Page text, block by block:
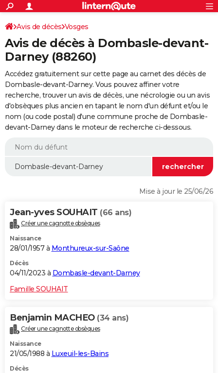
ACTUALITÉS
Politique
Société
Faits Divers
Education
Monde
Villes
+
SPORT
Coupe du monde 2026
Football
Tennis
Cyclisme
Rugby
Forum
FINANCE
Retraite
Impôts
Epargne
Immobilier
Risques naturels par ville
Banque
Assurance
Crédit
Essais
Réserver un essai
Citadines
Berlines
SUV
Forum auto
+
HIGH-TECH
Mobiles
Meilleur smartphone
Internet
Ordinateurs
Jeux vidéo
Guide high-tech
+
BRICOLAGE
Forum
Aménagement intérieur
Extérieur
Cuisine
Salle de bains
Jardinage
Rangement
WEEK-END
Guides de France
Escapades
Patrimoine
Expositions
Musées
Week-end nature
LIFESTYLE
Alimentation
Guide de la santé
Maladies
Médicaments
Sommeil
VOYAGE
Destinations
City break
Voyage nature
Voyage de noces
Forum
Climat
+PHOTO
GUIDES D'ACHAT
BONS PLANS
CARTE DE VOEUX
Dictionnaire
Biographies
Citations
Expressions
Proverbes
PROGRAMME TV
COPAINS D'AVANT
S'inscrire
Se connecter
Lycées
Collèges
Primaires
Universités
Entreprises
Service militaire
Avis de recherche
AVIS DE DÉCÈS
Avis de décès Vosges
Avis de décès à Dombasle-devant-
Darney (88260)
Accédez gratuitement sur cette page au carnet des décès de
Dombasle-devant-Darney. Vous pouvez affiner votre
recherche, trouver un avis de décès, une nécrologie ou un avis
d'obsèques plus ancien en tapant le nom d'un défunt et/ou le
nom (ou code postal) d'une commune proche de Dombasle-
devant-Darney dans le moteur de recherche ci-dessous.
Mise à jour le 25/06/26
Jean-yves SOUHAIT (66 ans)
Créer une cagnotte obsèques
Naissance
28/01/1957 à Monthureux-sur-Saône
Décès
04/11/2023 à Dombasle-devant-Darney
Famille SOUHAIT
Benjamin MACHEO (34 ans)
Créer une cagnotte obsèques
Naissance
21/05/1988 à Luxeuil-les-Bains
Décès